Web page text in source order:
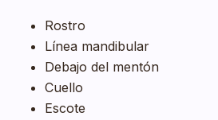
Rostro
Línea mandibular
Debajo del mentón
Cuello
Escote